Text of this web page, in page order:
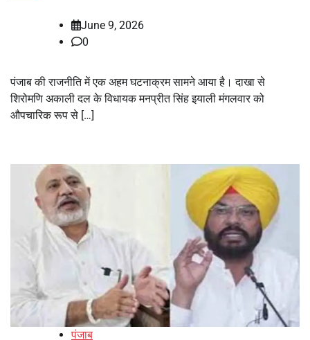
June 9, 2026
0
पंजाब की राजनीति में एक अहम घटनाक्रम सामने आया है। दाखा से
शिरोमणि अकाली दल के विधायक मनप्रीत सिंह इयाली मंगलवार को
औपचारिक रूप से […]
पंजाब